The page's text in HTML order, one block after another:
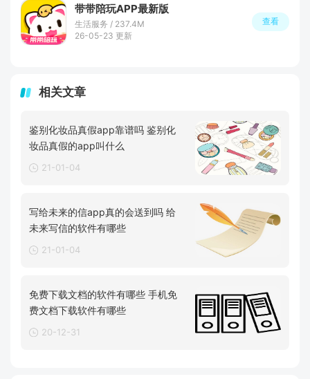
带带陪玩APP最新版
生活服务 / 237.4M
26-05-23 更新
查看
相关文章
鉴别化妆品真假app靠谱吗 鉴别化
妆品真假的app叫什么
21-01-04
写给未来的信app真的会送到吗 给
未来写信的软件有哪些
21-01-04
免费下载文档的软件有哪些 手机免
费文档下载软件有哪些
20-12-31